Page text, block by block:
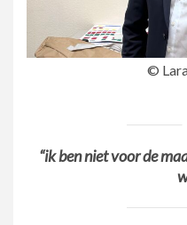
©
“ik ben niet voor de